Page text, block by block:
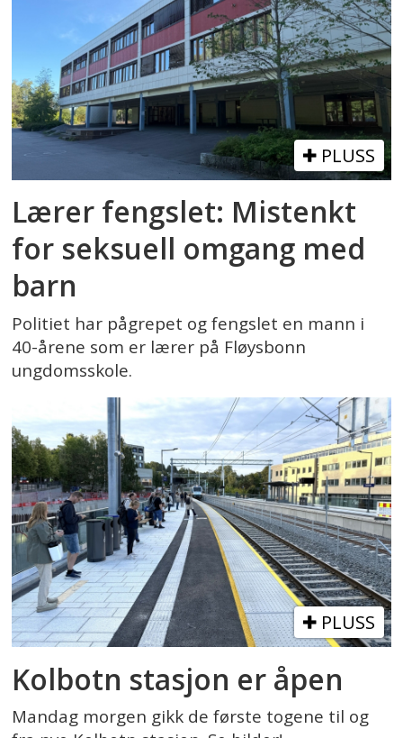
PLUSS
Lærer fengslet: Mistenkt
for seksuell omgang med
barn
Politiet har pågrepet og fengslet en mann i
40-årene som er lærer på Fløysbonn
ungdomsskole.
PLUSS
Kolbotn stasjon er åpen
Mandag morgen gikk de første togene til og